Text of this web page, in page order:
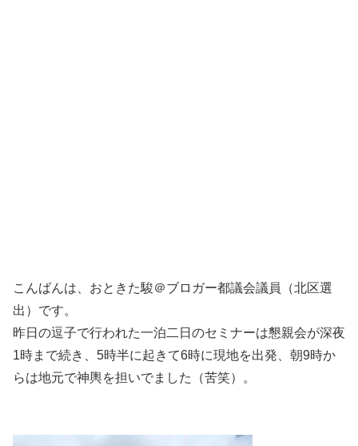
こんばんは、おときた駿＠ブロガー都議会議員（北区選
出）です。
昨日の逗子で行われた一泊二日のセミナーは懇親会が深夜
1時まで続き、5時半に起きて6時に現地を出発、朝9時か
らは地元で神輿を担いでました（苦笑）。